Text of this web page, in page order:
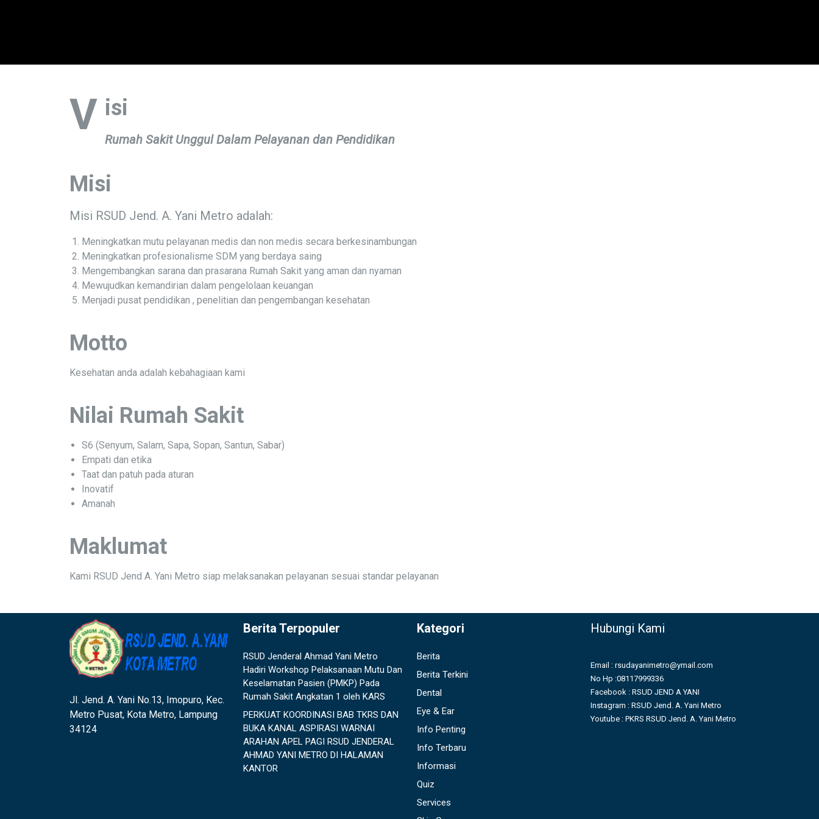
V isi
Rumah Sakit Unggul Dalam Pelayanan dan Pendidikan
Misi
Misi RSUD Jend. A. Yani Metro adalah:
Meningkatkan mutu pelayanan medis dan non medis secara berkesinambungan
Meningkatkan profesionalisme SDM yang berdaya saing
Mengembangkan sarana dan prasarana Rumah Sakit yang aman dan nyaman
Mewujudkan kemandirian dalam pengelolaan keuangan
Menjadi pusat pendidikan , penelitian dan pengembangan kesehatan
Motto
Kesehatan anda adalah kebahagiaan kami
Nilai Rumah Sakit
S6 (Senyum, Salam, Sapa, Sopan, Santun, Sabar)
Empati dan etika
Taat dan patuh pada aturan
Inovatif
Amanah
Maklumat
Kami RSUD Jend A. Yani Metro siap melaksanakan pelayanan sesuai standar pelayanan
Jl. Jend. A. Yani No.13, Imopuro, Kec.
Metro Pusat, Kota Metro, Lampung
34124
Berita Terpopuler
RSUD Jenderal Ahmad Yani Metro
Hadiri Workshop Pelaksanaan Mutu Dan
Keselamatan Pasien (PMKP) Pada
Rumah Sakit Angkatan 1 oleh KARS
PERKUAT KOORDINASI BAB TKRS DAN
BUKA KANAL ASPIRASI WARNAI
ARAHAN APEL PAGI RSUD JENDERAL
AHMAD YANI METRO DI HALAMAN
KANTOR
Kategori
Berita
Berita Terkini
Dental
Eye & Ear
Info Penting
Info Terbaru
Informasi
Quiz
Services
Hubungi Kami
Email : rsudayanimetro@ymail.com
No Hp :08117999336
Facebook : RSUD JEND A YANI
Instagram : RSUD Jend. A. Yani Metro
Youtube : PKRS RSUD Jend. A. Yani Metro